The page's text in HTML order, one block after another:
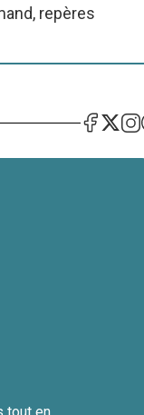
repères